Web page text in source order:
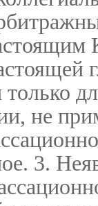
не
3.